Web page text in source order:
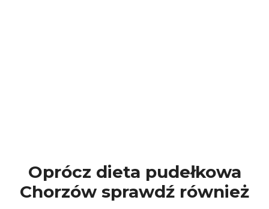
Oprócz dieta pudełkowa
Chorzów sprawdź również